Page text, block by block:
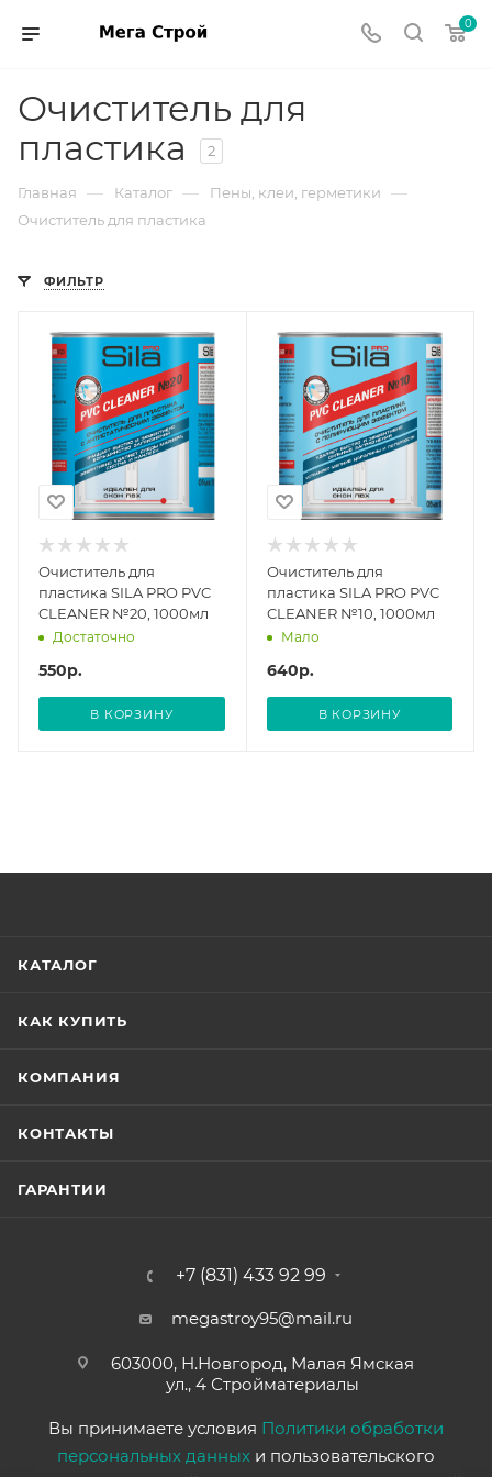
0
Очиститель для
пластика
2
Главная — Каталог — Пены, клеи, герметики —
Очиститель для пластика
ФИЛЬТР
Очиститель для
пластика SILA PRO PVC
CLEANER №20, 1000мл
Достаточно
550р.
В КОРЗИНУ
Очиститель для
пластика SILA PRO PVC
CLEANER №10, 1000мл
Мало
640р.
В КОРЗИНУ
КАТАЛОГ
КАК КУПИТЬ
КОМПАНИЯ
КОНТАКТЫ
ГАРАНТИИ
+7 (831) 433 92 99
megastroy95@mail.ru
603000, Н.Новгород, Малая Ямская
ул., 4 Стройматериалы
Вы принимаете условия Политики обработки
персональных данных и пользовательского